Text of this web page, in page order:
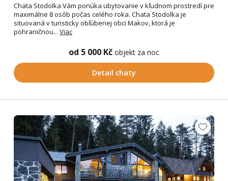
Chata Stodolka Vám ponúka ubytovanie v kľudnom prostredí pre
maximálne 8 osôb počas celého roka. Chata Stodolka je
situovaná v turisticky obľúbenej obci Makov, ktorá je
pohraničnou... Viac
od 5 000 Kč objekt za noc
Detail chaty